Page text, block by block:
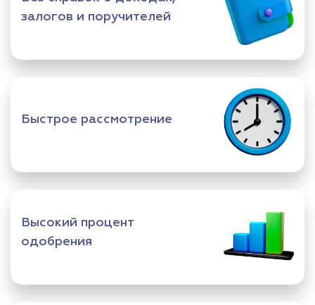
залогов и поручителей
Быстрое рассмотрение
Высокий процент
одобрения